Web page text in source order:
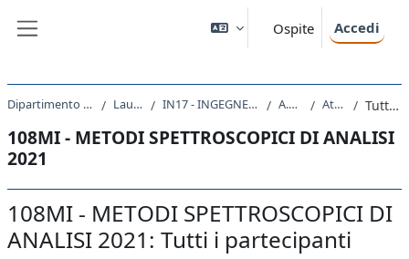
Ospite Accedi
Dipartimento di Ingegneria e Architettura Laurea Magistrale IN17 - INGEGNERIA DI PROCESSO E DEI MATERIALI A.A. 2021 - 2022 Attività recente Tutti i partecipanti
108MI - METODI SPETTROSCOPICI DI ANALISI
2021
108MI - METODI SPETTROSCOPICI DI
ANALISI 2021: Tutti i partecipanti